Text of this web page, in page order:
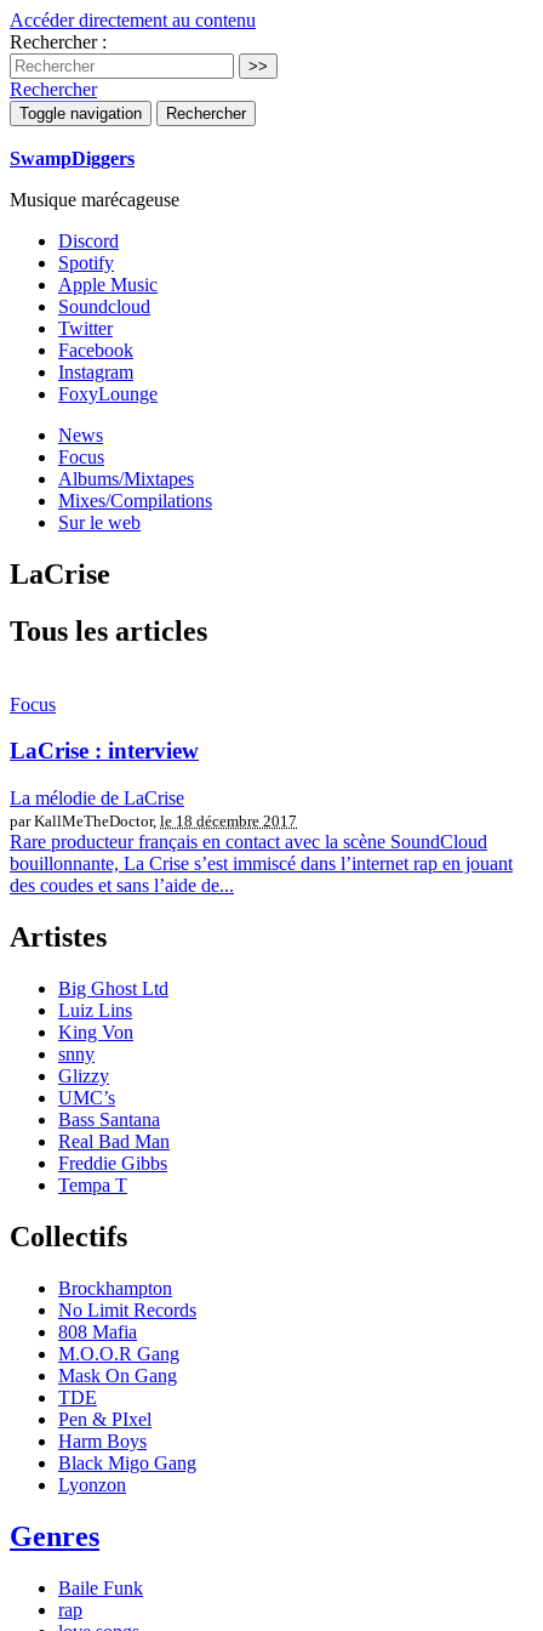
Accéder directement au contenu
Rechercher :
Rechercher
Toggle navigation Rechercher
SwampDiggers
Musique marécageuse
Discord
Spotify
Apple Music
Soundcloud
Twitter
Facebook
Instagram
FoxyLounge
News
Focus
Albums/Mixtapes
Mixes/Compilations
Sur le web
LaCrise
Tous les articles
Focus
LaCrise : interview
La mélodie de LaCrise
par KallMeTheDoctor, le 18 décembre 2017
Rare producteur français en contact avec la scène SoundCloud
bouillonnante, La Crise s’est immiscé dans l’internet rap en jouant
des coudes et sans l’aide de...
Artistes
Big Ghost Ltd
Luiz Lins
King Von
snny
Glizzy
UMC’s
Bass Santana
Real Bad Man
Freddie Gibbs
Tempa T
Collectifs
Brockhampton
No Limit Records
808 Mafia
M.O.O.R Gang
Mask On Gang
TDE
Pen & PIxel
Harm Boys
Black Migo Gang
Lyonzon
Genres
Baile Funk
rap